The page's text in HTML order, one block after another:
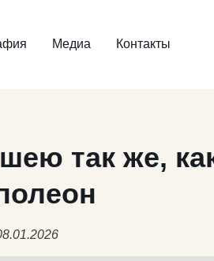
Медиа Контакты
так же,